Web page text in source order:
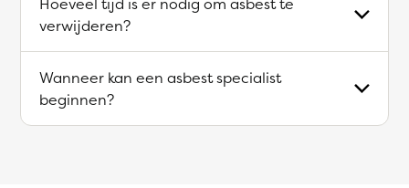
verwijderen?
Wanneer kan een asbest specialist
beginnen?